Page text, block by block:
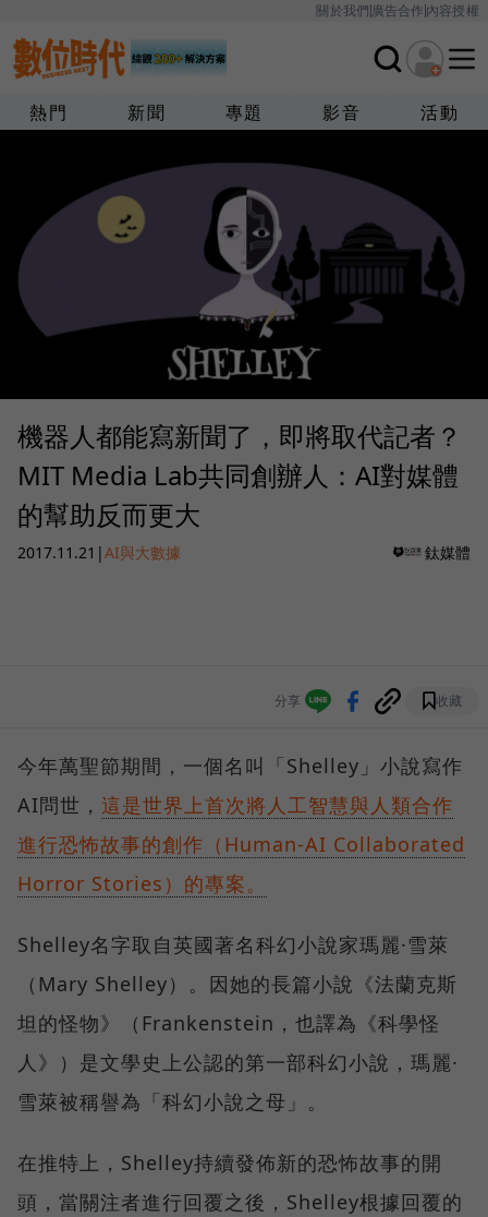
關於我們廣告合作內容授權
熱門 新聞 專題 影音 活動
機器人都能寫新聞了，即將取代記者？
MIT Media Lab共同創辦人：AI對媒體
的幫助反而更大
2017.11.21 |AI與大數據 鈦媒體
分享 收藏
今年萬聖節期間，一個名叫「Shelley」小說寫作
AI問世， 這是世界上首次將人工智慧與人類合作
進行恐怖故事的創作（Human-AI Collaborated
Horror Stories）的專案。
Shelley名字取自英國著名科幻小說家瑪麗·雪萊
（Mary Shelley）。因她的長篇小說《法蘭克斯
坦的怪物》（Frankenstein，也譯為《科學怪
人》）是文學史上公認的第一部科幻小說，瑪麗·
雪萊被稱譽為「科幻小說之母」。
在推特上，Shelley持續發佈新的恐怖故事的開
頭，當關注者進行回覆之後，Shelley根據回覆的